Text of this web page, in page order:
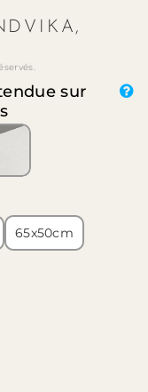
sur
65x50cm